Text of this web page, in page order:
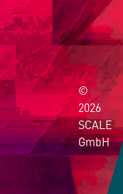
©
2026
SCALE
GmbH